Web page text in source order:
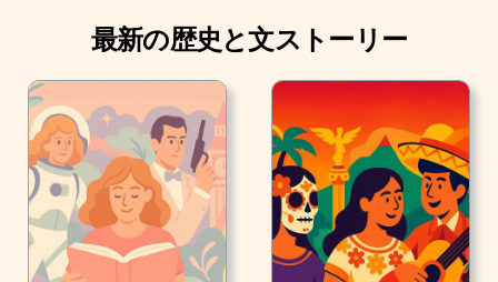
最新の歴史と文ストーリー